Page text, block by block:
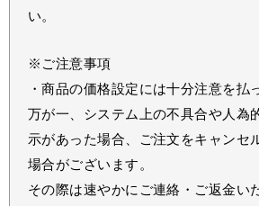
い。
※ご注意事項
・商品の価格設定には十分注意を払
万が一、システム上の不具合や人為
示があった場合、ご注文をキャンセ
場合がございます。
その際は速やかにご連絡・ご返金い